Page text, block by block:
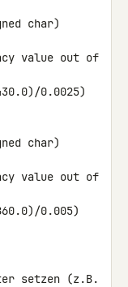
char)
value out of
0.0025)
char)
value out of
0.005)
setzen (z.B.